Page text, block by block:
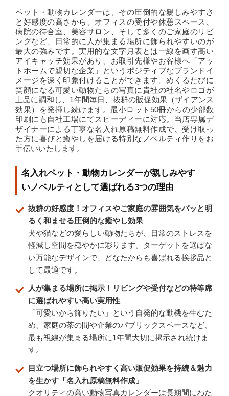
ペット・動物カレンダーは、その圧倒的な親しみやすさ
と好感度の高さから、オフィスの受付や休憩スペース、
病院の待合室、美容サロン、そして多くのご家庭のリビ
ングなど、日常的に人が集まる場所に飾られやすいのが
最大の強みです。実用的な文字月表とは一線を画す高い
アイキャッチ効果があり、お取引先様やお客様へ「アッ
トホームで親切な企業」というポジティブなブランドイ
メージを深く印象付けることができます。めくるたびに
笑顔になる可愛い動物たちの写真に貴社の社名やロゴが
上品に調和し、1年間毎日、抜群の販促効果（ザイアンス
効果）を発揮し続けます。最小ロット50冊からの少部数
印刷にも自社工場にてスピーディーに対応。当店専属デ
ザイナーによる丁寧な名入れ原稿無料作成で、受け取っ
た方に喜びと癒やしを届ける特別なノベルティ作りをお
手伝いいたします。
名入れペット・動物カレンダーが親しみやす
いノベルティとして選ばれる3つの理由
抜群の好感度！オフィスやご家庭の雰囲気をパッと明
るく和ませる圧倒的な癒やし効果
犬や猫などの愛らしい動物たちが、日常のストレスを
軽減し空間を穏やかに彩ります。ターゲットを選ばな
い万能なデザインで、どなたからも喜ばれる挨拶品と
して最適です。
人が集まる場所に掲示！リビングや受付などの特等席
に選ばれやすい高い実用性
「可愛いから飾りたい」という自発的な動機を生むた
め、家庭の茶の間や企業のパブリックスペースなど、
最も視線が集まる場所に1年間大切に掲示され続けま
す。
目立つ場所に飾られやすく高い販促効果を持続＆魅力
を生かす「名入れ原稿無料作成」
クオリティの高い動物写真カレンダーは長期間にわた